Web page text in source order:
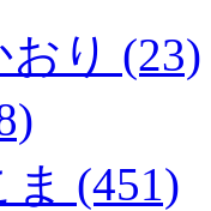
り (23)
(451)